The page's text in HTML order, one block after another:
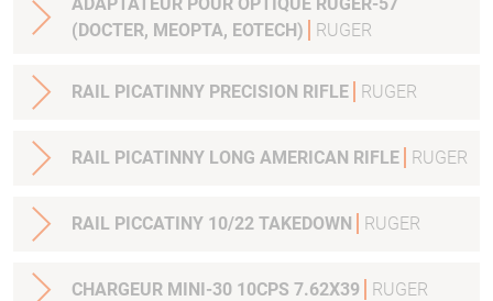
(DOCTER, MEOPTA, EOTECH)
RUGER
RAIL PICATINNY PRECISION RIFLE RUGER
RAIL PICATINNY LONG AMERICAN RIFLE RUGER
RAIL PICCATINY 10/22 TAKEDOWN RUGER
CHARGEUR MINI-30 10CPS 7.62X39 RUGER